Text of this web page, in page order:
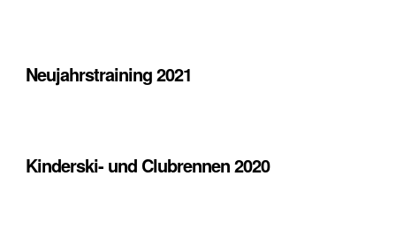
Neujahrstraining 2021
Kinderski- und Clubrennen 2020